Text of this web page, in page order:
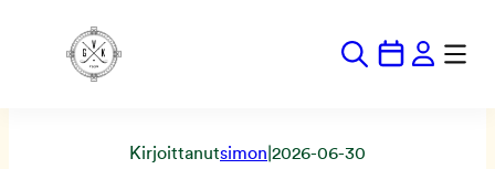
till
Kirjoittanutsimon 2026-06-30